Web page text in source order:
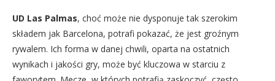
UD Las Palmas, choć może nie dysponuje tak szerokim
składem jak Barcelona, potrafi pokazać, że jest groźnym
rywalem. Ich forma w danej chwili, oparta na ostatnich
wynikach i jakości gry, może być kluczowa w starciu z